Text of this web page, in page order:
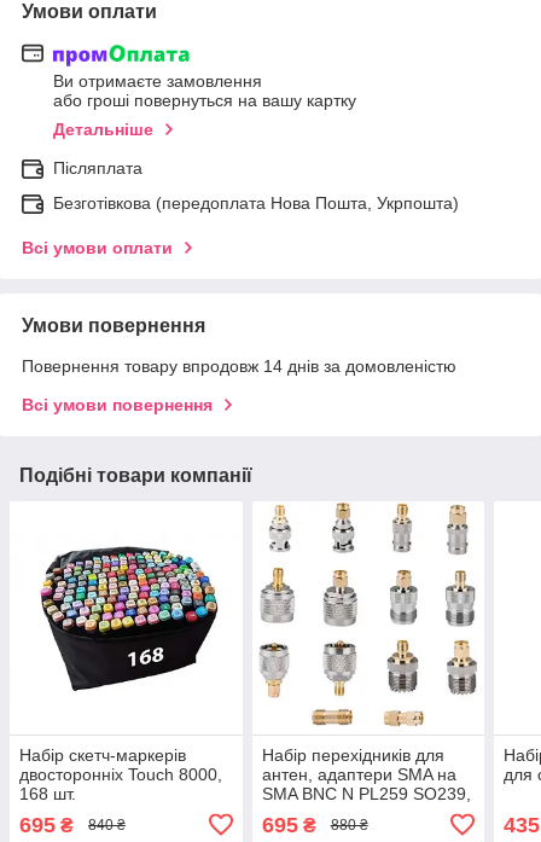
Умови оплати
Ви отримаєте замовлення
або гроші повернуться на вашу картку
Детальніше
Післяплата
Безготівкова (передоплата Нова Пошта, Укрпошта)
Всі умови оплати
Умови повернення
Повернення товару впродовж 14 днів за домовленістю
Всі умови повернення
Подібні товари компанії
Набір скетч-маркерів
двосторонніх Touch 8000,
168 шт.
695 ₴ 840 ₴
Набір перехідників для
антен, адаптери SMA на
SMA BNC N PL259 SO239,
695₴ 880 ₴
для
435